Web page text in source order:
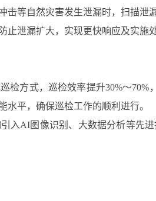
击等自然灾害发生泄漏时，扫描
泄漏扩大，实现更快响应及实
检方式，巡检效率提升30%～
平，确保巡检工作的顺利进行。
入AI图像识别、大数据分析等先